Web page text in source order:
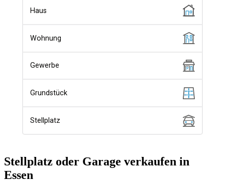
Stellplatz oder Garage verkaufen in
Essen